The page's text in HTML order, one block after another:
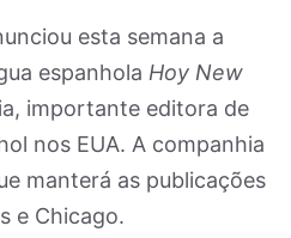
esta semana a
espanhola Hoy New
importante editora de
nos EUA. A companhia
manterá as publicações
e Chicago.